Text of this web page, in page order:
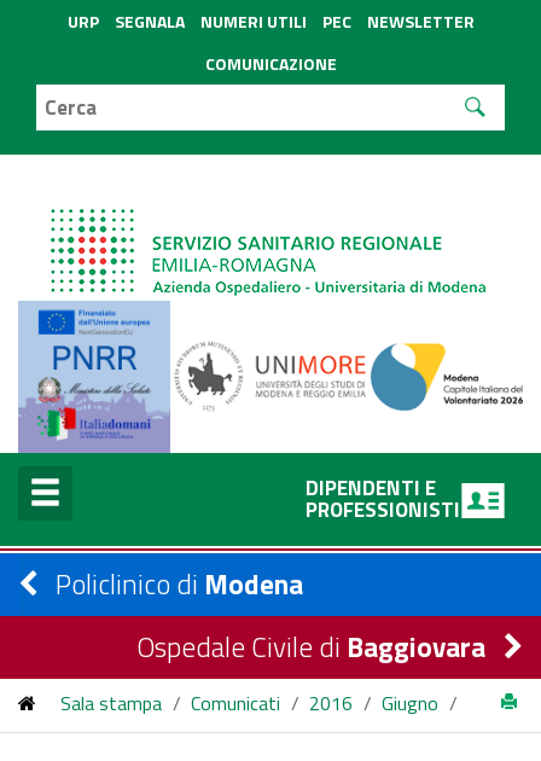
URP SEGNALA NUMERI UTILI PEC
NEWSLETTER
COMUNICAZIONE
DIPENDENTI E
PROFESSIONISTI
Policlinico di Modena
Ospedale Civile di Baggiovara
Sala stampa / Comunicati / 2016 / Giugno /